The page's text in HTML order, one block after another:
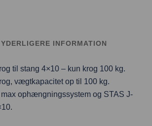
YDERLIGERE INFORMATION
til stang 4×10 – kun krog 100 kg.
vægtkapacitet op til 100 kg.
ophængningssystem og STAS J-